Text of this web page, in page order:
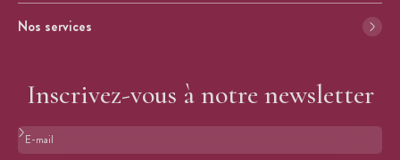
Nos services
Inscrivez-vous à notre newsletter
Format : adresse@email.com